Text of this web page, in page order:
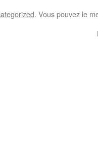
. Vous pouvez le